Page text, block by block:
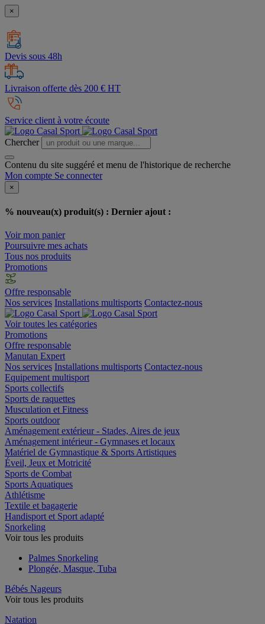
×
Devis sous 48h
Livraison offerte dès 200 € HT
Service client à votre écoute
Chercher
Contenu du site suggéré et menu de l'historique de recherche
Mon compte Se connecter
×
% nouveau(x) produit(s) : Dernier ajout :
Voir mon panier
Poursuivre mes achats
Tous nos produits
Promotions
Offre responsable
Nos services Installations multisports Contactez-nous
Voir toutes les catégories
Promotions
Offre responsable
Manutan Expert
Nos services Installations multisports Contactez-nous
Equipement multisport
Sports collectifs
Sports de raquettes
Musculation et Fitness
Sports outdoor
Aménagement extérieur - Stades, Aires de jeux
Aménagement intérieur - Gymnases et locaux
Matériel de Gymnastique & Sports Artistiques
Éveil, Jeux et Motricité
Sports de Combat
Sports Aquatiques
Athlétisme
Textile et bagagerie
Handisport et Sport adapté
Snorkeling
Voir tous les produits
Palmes Snorkeling
Plongée, Masque, Tuba
Bébés Nageurs
Voir tous les produits
Natation